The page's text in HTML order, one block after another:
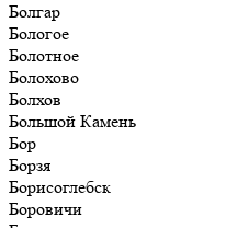
Болгар
Бологое
Болотное
Болохово
Болхов
Большой Камень
Бор
Борзя
Борисоглебск
Боровичи